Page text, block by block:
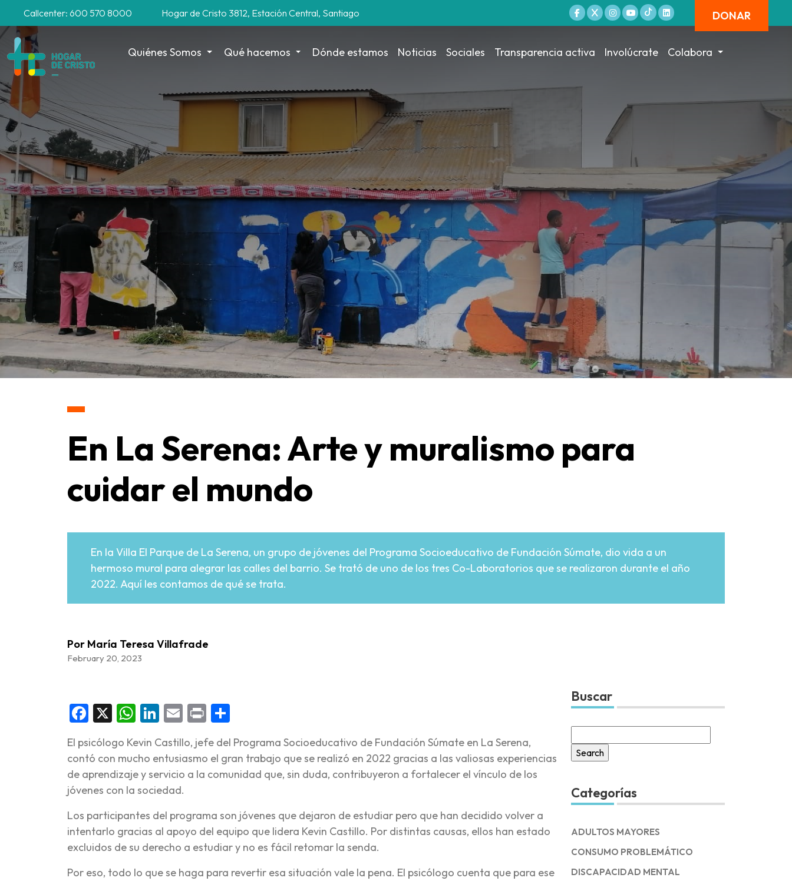
Callcenter: 600 570 8000 Hogar de Cristo 3812, Estación Central, Santiago DONAR
Quiénes Somos Qué hacemos Dónde estamos Noticias Sociales Transparencia activa Involúcrate Colabora
En La Serena: Arte y muralismo para
cuidar el mundo
En la Villa El Parque de La Serena, un grupo de jóvenes del Programa Socioeducativo de Fundación Súmate, dio vida a un
hermoso mural para alegrar las calles del barrio. Se trató de uno de los tres Co-Laboratorios que se realizaron durante el año
2022. Aquí les contamos de qué se trata.
Por María Teresa Villafrade
February 20, 2023
Facebook
X WhatsApp
LinkedIn
Email
Print
El psicólogo Kevin Castillo, jefe del Programa Socioeducativo de Fundación Súmate en La Serena,
contó con mucho entusiasmo el gran trabajo que se realizó en 2022 gracias a las valiosas experiencias
de aprendizaje y servicio a la comunidad que, sin duda, contribuyeron a fortalecer el vínculo de los
jóvenes con la sociedad.
Los participantes del programa son jóvenes que dejaron de estudiar pero que han decidido volver a
intentarlo gracias al apoyo del equipo que lidera Kevin Castillo. Por distintas causas, ellos han estado
excluidos de su derecho a estudiar y no es fácil retomar la senda.
Por eso, todo lo que se haga para revertir esa situación vale la pena. El psicólogo cuenta que para ese
Buscar
for:
Categorías
ADULTOS MAYORES
CONSUMO PROBLEMÁTICO
DISCAPACIDAD MENTAL